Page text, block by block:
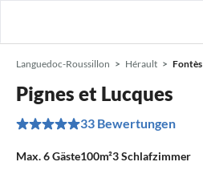
Languedoc-Roussillon Hérault Fontès
Pignes et Lucques
33 Bewertungen
Max.6Gäste100m²3Schlafzimmer